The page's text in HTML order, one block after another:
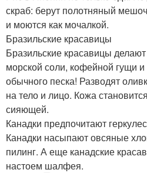
скраб: берут полотняный
и моются как мочалкой.
Бразильские красавицы
Бразильские красавицы
морской соли, кофейной гущи
обычного песка! Разводят
на тело и лицо. Кожа
сияющей.
Канадки предпочитают геркулес
Канадки насыпают овсяные
пилинг. А еще канадские
настоем шалфея.